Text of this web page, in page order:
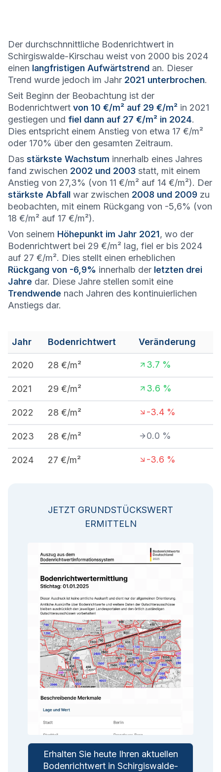
Der durchschnnittliche Bodenrichtwert in
Schirgiswalde-Kirschau weist von 2000 bis 2024
einen langfristigen Aufwärtstrend an. Dieser
Trend wurde jedoch im Jahr 2021 unterbrochen.
Seit Beginn der Beobachtung ist der
Bodenrichtwert von 10 €/m² auf 29 €/m² in 2021
gestiegen und fiel dann auf 27 €/m² in 2024.
Dies entspricht einem Anstieg von etwa 17 €/m²
oder 170% über den gesamten Zeitraum.
Das stärkste Wachstum innerhalb eines Jahres
fand zwischen 2002 und 2003 statt, mit einem
Anstieg von 27,3% (von 11 €/m² auf 14 €/m²). Der
stärkste Abfall war zwischen 2008 und 2009 zu
beobachten, mit einem Rückgang von -5,6% (von
18 €/m² auf 17 €/m²).
Von seinem Höhepunkt im Jahr 2021, wo der
Bodenrichtwert bei 29 €/m² lag, fiel er bis 2024
auf 27 €/m². Dies stellt einen erheblichen
Rückgang von -6,9% innerhalb der letzten drei
Jahre dar. Diese Jahre stellen somit eine
Trendwende nach Jahren des kontinuierlichen
Anstiegs dar.
Jahr Bodenrichtwert Veränderung
2020 28 €/m² 3.7 %
2021 29 €/m² 3.6 %
2022 28 €/m² -3.4 %
2023 28 €/m² 0.0 %
2024 27 €/m² -3.6 %
JETZT GRUNDSTÜCKSWERT
ERMITTELN
Erhalten Sie heute Ihren aktuellen
Bodenrichtwert in Schirgiswalde-